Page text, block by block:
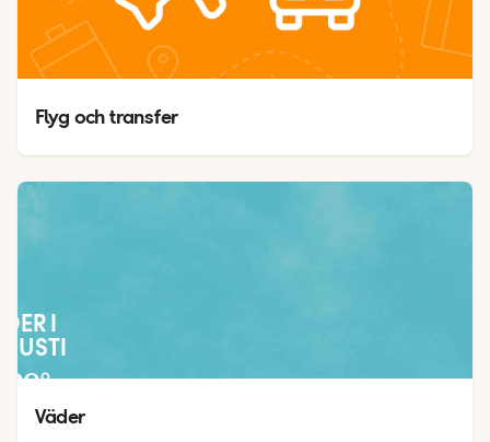
Flyg och transfer
I
28°
25°
Väder